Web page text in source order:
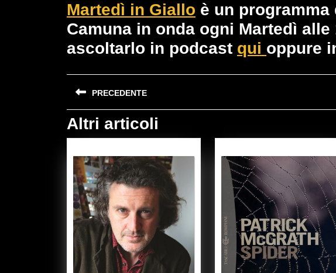
Martedì in Giallo è un programma
Camuna in onda ogni Martedì alle
ascoltarlo in podcast qui oppure
Navigazione
articoli
PRECEDENTE
Previous
post:
post:
Altri articoli